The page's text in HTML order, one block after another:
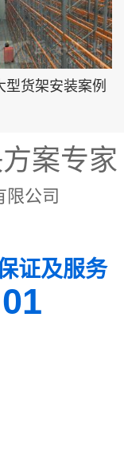
型货架安装案例
案专家
限公司
证及服务
01